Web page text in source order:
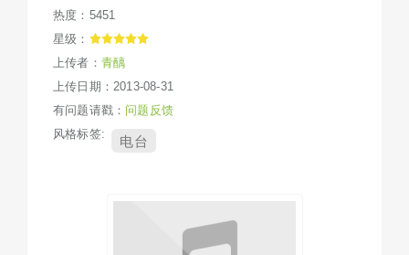
热度：5451
星级：
上传者： 青醨
上传日期：2013-08-31
有问题请戳： 问题反馈
风格标签:
电台